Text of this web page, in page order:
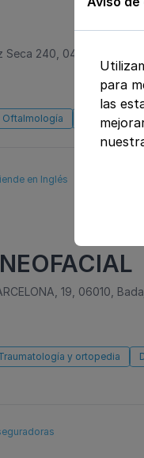
Seca 240, 04720,
Oftalmología Odontología
en Inglés
19, 06010,
y ortopedia
para
las